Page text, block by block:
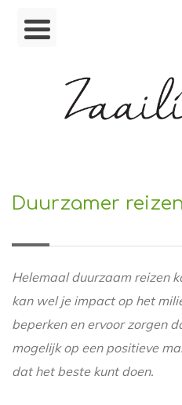
Skip
Duurzamer
Helemaal duurzaam reizen
kan wel je impact op het
beperken en ervoor zorgen
mogelijk op een positieve
dat het beste kunt doen.